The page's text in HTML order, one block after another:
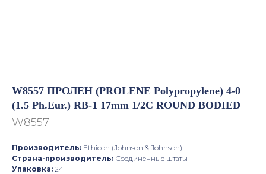
W8557 ПРОЛЕН (PROLENE Polypropylene) 4-0
(1.5 Ph.Eur.) RB-1 17mm 1/2C ROUND BODIED
W8557
Производитель: Ethicon (Johnson & Johnson)
Страна-производитель: Соединенные штаты
Упаковка: 24